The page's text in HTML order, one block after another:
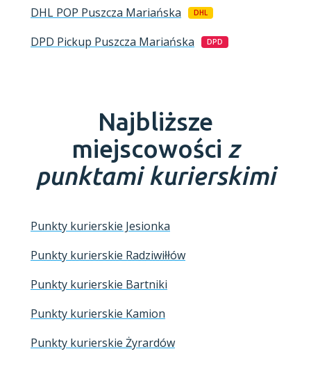
DHL POP Puszcza Mariańska DHL
DPD Pickup Puszcza Mariańska DPD
Najbliższe
miejscowości z
punktami kurierskimi
Punkty kurierskie Jesionka
Punkty kurierskie Radziwiłłów
Punkty kurierskie Bartniki
Punkty kurierskie Kamion
Punkty kurierskie Żyrardów